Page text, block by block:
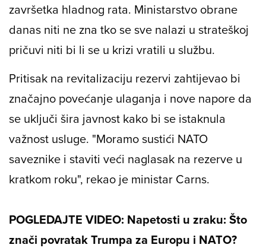
završetka hladnog rata. Ministarstvo obrane
danas niti ne zna tko se sve nalazi u strateškoj
pričuvi niti bi li se u krizi vratili u službu.
Pritisak na revitalizaciju rezervi zahtijevao bi
značajno povećanje ulaganja i nove napore da
se uključi šira javnost kako bi se istaknula
važnost usluge. "Moramo sustići NATO
saveznike i staviti veći naglasak na rezerve u
kratkom roku", rekao je ministar Carns.
POGLEDAJTE VIDEO: Napetosti u zraku: Što
znači povratak Trumpa za Europu i NATO?